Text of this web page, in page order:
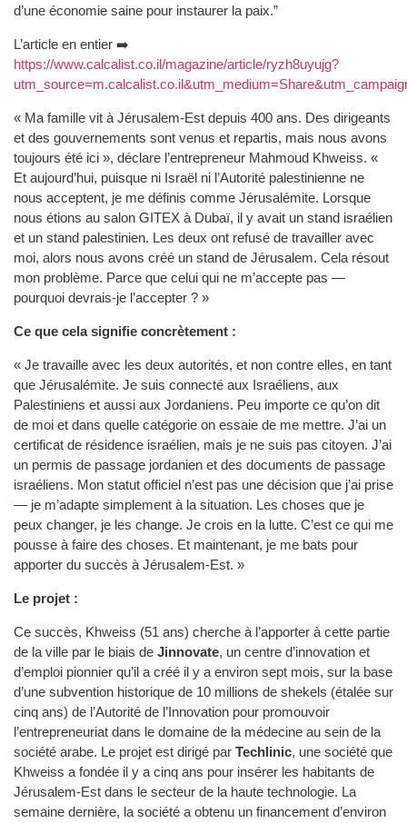
d’une économie saine pour instaurer la paix.”
L’article en entier ➡️
https://www.calcalist.co.il/magazine/article/ryzh8uyujg?
« Ma famille vit à Jérusalem-Est depuis 400 ans. Des dirigeants
et des gouvernements sont venus et repartis, mais nous avons
toujours été ici », déclare l’entrepreneur Mahmoud Khweiss. «
Et aujourd’hui, puisque ni Israël ni l’Autorité palestinienne ne
nous acceptent, je me définis comme Jérusalémite. Lorsque
nous étions au salon GITEX à Dubaï, il y avait un stand israélien
et un stand palestinien. Les deux ont refusé de travailler avec
moi, alors nous avons créé un stand de Jérusalem. Cela résout
mon problème. Parce que celui qui ne m’accepte pas —
pourquoi devrais-je l’accepter ? »
Ce que cela signifie concrètement :
« Je travaille avec les deux autorités, et non contre elles, en tant
que Jérusalémite. Je suis connecté aux Israéliens, aux
Palestiniens et aussi aux Jordaniens. Peu importe ce qu’on dit
de moi et dans quelle catégorie on essaie de me mettre. J’ai un
certificat de résidence israélien, mais je ne suis pas citoyen. J’ai
un permis de passage jordanien et des documents de passage
israéliens. Mon statut officiel n’est pas une décision que j’ai prise
— je m’adapte simplement à la situation. Les choses que je
peux changer, je les change. Je crois en la lutte. C’est ce qui me
pousse à faire des choses. Et maintenant, je me bats pour
apporter du succès à Jérusalem-Est. »
Le projet :
Ce succès, Khweiss (51 ans) cherche à l’apporter à cette partie
de la ville par le biais de Jinnovate, un centre d’innovation et
d’emploi pionnier qu’il a créé il y a environ sept mois, sur la base
d’une subvention historique de 10 millions de shekels (étalée sur
cinq ans) de l’Autorité de l’Innovation pour promouvoir
l’entrepreneuriat dans le domaine de la médecine au sein de la
société arabe. Le projet est dirigé par Techlinic, une société que
Khweiss a fondée il y a cinq ans pour insérer les habitants de
Jérusalem-Est dans le secteur de la haute technologie. La
semaine dernière, la société a obtenu un financement d’environ